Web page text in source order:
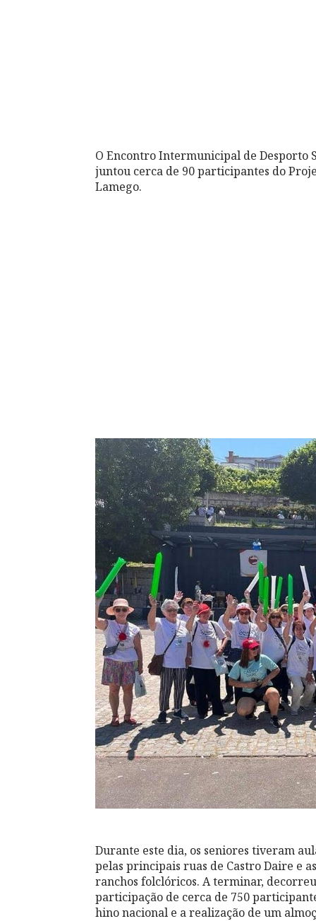
O Encontro Intermunicipal de Desporto
juntou cerca de 90 participantes do
Lamego.
Durante este dia, os seniores tiveram
pelas principais ruas de Castro Daire e
ranchos folclóricos. A terminar,
participação de cerca de 750
hino nacional e a realização de um